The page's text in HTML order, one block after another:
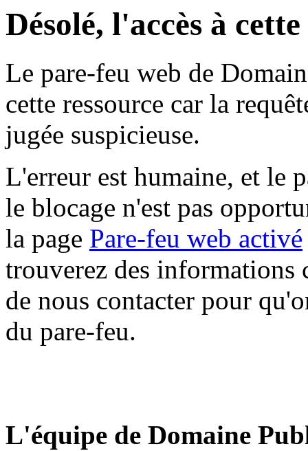
Désolé, l'accès à
Le pare-feu web de
cette ressource car la
jugée suspicieuse.
L'erreur est humaine, et le
le blocage n'est pas
la page Pare-feu web activé
trouverez des informations
de nous contacter pour
du pare-feu.
L'équipe de Domaine